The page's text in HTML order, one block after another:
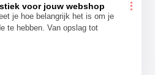
voor jouw webshop
je hoe belangrijk het is om je
te hebben. Van opslag tot